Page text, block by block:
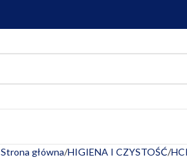
Strona główna HIGIENA I CZYSTOŚĆ